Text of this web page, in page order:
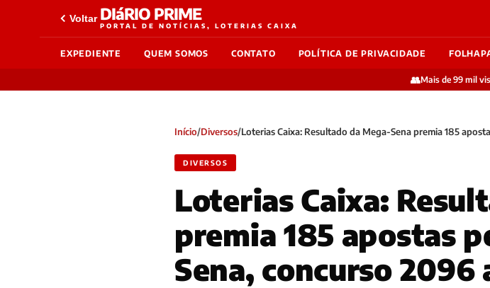
Voltar DIáRIO PRIME
PORTAL DE NOTÍCIAS, LOTERIAS CAIXA
EXPEDIENTE QUEM SOMOS CONTATO POLÍTICA DE PRIVACIDADE
👥Mais de 99 mil
Início/Diversos/Loterias Caixa: Resultado da Mega-Sena premia 185
DIVERSOS
Loterias Caixa:
premia 185 apostas
Sena, concurso 2096